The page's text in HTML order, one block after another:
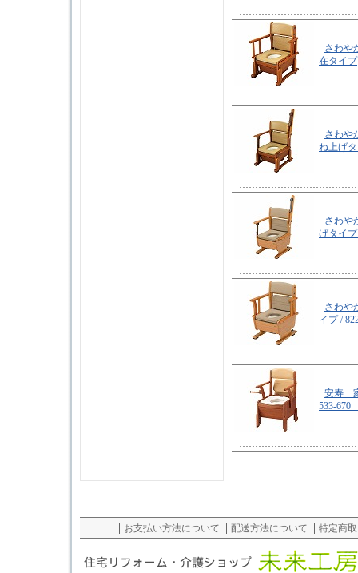
さわや
在タイプ
さわや
ね上げ
さわや
げタイプ
さわや
イプ/
安寿
533-
お支払い方法について 配送方法について 特定商